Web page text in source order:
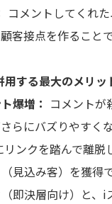
コメントしてくれた
客接点を作ること
用する最大のメリッ
爆増： コメントが
らにバズりやすくな
リンクを踏んで離脱
見込み客）を獲得で
即決層向け）と、i